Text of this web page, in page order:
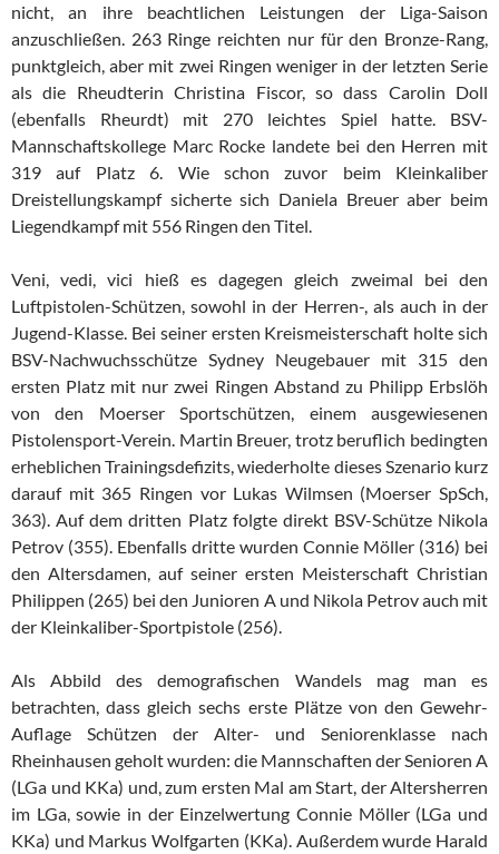
nicht, an ihre beachtlichen Leistungen der Liga-Saison
anzuschließen. 263 Ringe reichten nur für den Bronze-Rang,
punktgleich, aber mit zwei Ringen weniger in der letzten Serie
als die Rheudterin Christina Fiscor, so dass Carolin Doll
(ebenfalls Rheurdt) mit 270 leichtes Spiel hatte. BSV-
Mannschaftskollege Marc Rocke landete bei den Herren mit
319 auf Platz 6. Wie schon zuvor beim Kleinkaliber
Dreistellungskampf sicherte sich Daniela Breuer aber beim
Liegendkampf mit 556 Ringen den Titel.
Veni, vedi, vici hieß es dagegen gleich zweimal bei den
Luftpistolen-Schützen, sowohl in der Herren-, als auch in der
Jugend-Klasse. Bei seiner ersten Kreismeisterschaft holte sich
BSV-Nachwuchsschütze Sydney Neugebauer mit 315 den
ersten Platz mit nur zwei Ringen Abstand zu Philipp Erbslöh
von den Moerser Sportschützen, einem ausgewiesenen
Pistolensport-Verein. Martin Breuer, trotz beruflich bedingten
erheblichen Trainingsdefizits, wiederholte dieses Szenario kurz
darauf mit 365 Ringen vor Lukas Wilmsen (Moerser SpSch,
363). Auf dem dritten Platz folgte direkt BSV-Schütze Nikola
Petrov (355). Ebenfalls dritte wurden Connie Möller (316) bei
den Altersdamen, auf seiner ersten Meisterschaft Christian
Philippen (265) bei den Junioren A und Nikola Petrov auch mit
der Kleinkaliber-Sportpistole (256).
Als Abbild des demografischen Wandels mag man es
betrachten, dass gleich sechs erste Plätze von den Gewehr-
Auflage Schützen der Alter- und Seniorenklasse nach
Rheinhausen geholt wurden: die Mannschaften der Senioren A
(LGa und KKa) und, zum ersten Mal am Start, der Altersherren
im LGa, sowie in der Einzelwertung Connie Möller (LGa und
KKa) und Markus Wolfgarten (KKa). Außerdem wurde Harald